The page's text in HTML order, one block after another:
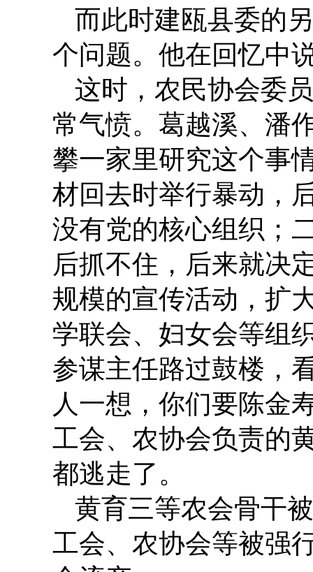
而此时建瓯县委的
个问题。他在回忆中
这时，农民协会委
常气愤。葛越溪、潘
攀一家里研究这个事
材回去时举行暴动，
没有党的核心组织；
后抓不住，后来就决
规模的宣传活动，扩
学联会、妇女会等组
参谋主任路过鼓楼，
人一想，你们要陈金
工会、农协会负责的
都逃走了。
黄育三等农会骨干
工会、农协会等被强